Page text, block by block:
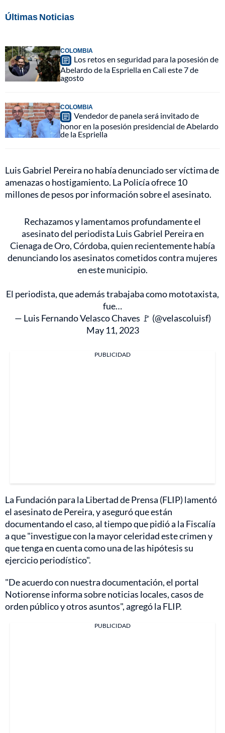
Últimas Noticias
COLOMBIA
Los retos en seguridad para la posesión de
Abelardo de la Espriella en Cali este 7 de
agosto
COLOMBIA
Vendedor de panela será invitado de
honor en la posesión presidencial de Abelardo
de la Espriella
Luis Gabriel Pereira no había denunciado ser víctima de
amenazas o hostigamiento. La Policía ofrece 10
millones de pesos por información sobre el asesinato.
Rechazamos y lamentamos profundamente el
asesinato del periodista Luis Gabriel Pereira en
Cienaga de Oro, Córdoba, quien recientemente había
denunciando los asesinatos cometidos contra mujeres
en este municipio.
El periodista, que además trabajaba como mototaxista,
fue…
— Luis Fernando Velasco Chaves 🚩 (@velascoluisf)
May 11, 2023
PUBLICIDAD
La Fundación para la Libertad de Prensa (FLIP) lamentó
el asesinato de Pereira, y aseguró que están
documentando el caso, al tiempo que pidió a la Fiscalía
a que "investigue con la mayor celeridad este crimen y
que tenga en cuenta como una de las hipótesis su
ejercicio periodístico".
"De acuerdo con nuestra documentación, el portal
Notiorense informa sobre noticias locales, casos de
orden público y otros asuntos", agregó la FLIP.
PUBLICIDAD